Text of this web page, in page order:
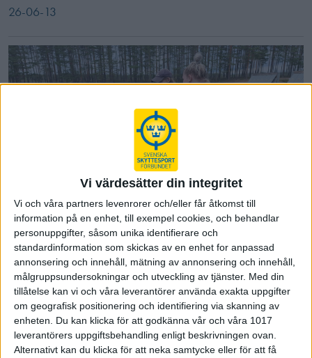
Vi värdesätter din integritet
Vi och våra partners levenrorer och/eller får åtkomst till
information på en enhet, till exempel cookies, och behandlar
personuppgifter, såsom unika identifierare och
standardinformation som skickas av en enhet for anpassad
annonsering och innehåll, mätning av annonsering och innehåll,
målgruppsundersokningar och utveckling av tjänster. Med din
tillåtelse kan vi och våra leverantörer använda exakta uppgifter
om geografisk positionering och identifiering via skanning av
enheten. Du kan klicka för att godkänna vår och våra 1017
leverantörers uppgiftsbehandling enligt beskrivningen ovan.
Alternativt kan du klicka för att neka samtycke eller för att få
26-06-13
Arrangör till SM korthåll 2026
funnen...
26-06-11